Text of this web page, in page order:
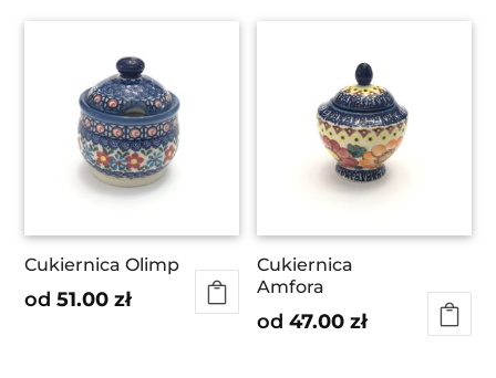
Cukiernica Olimp
od51.00zł
Cukiernica
Amfora
od47.00zł